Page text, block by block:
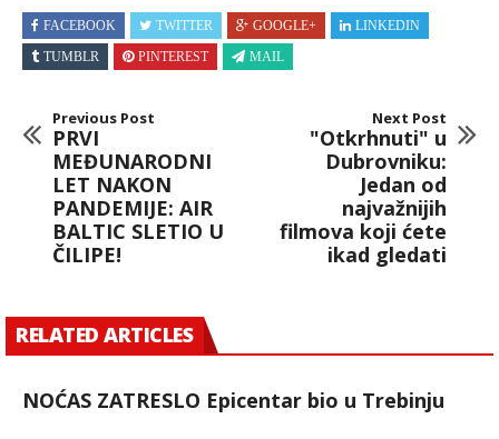
FACEBOOK TWITTER GOOGLE+
LINKEDIN
TUMBLR
PINTEREST MAIL
Previous Post
PRVI
MEĐUNARODNI
LET NAKON
PANDEMIJE: AIR
BALTIC SLETIO U
ČILIPE!
Next Post
"Otkrhnuti" u
Dubrovniku:
Jedan od
najvažnijih
filmova koji ćete
ikad gledati
RELATED ARTICLES
NOĆAS ZATRESLO Epicentar bio u Trebinju